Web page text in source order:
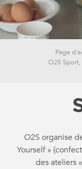
Page
O2S
O2S organise
Yourself »
des ateliers